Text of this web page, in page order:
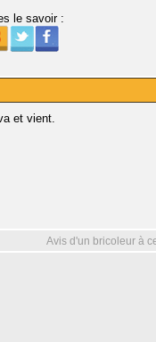
le savoir :
et vient.
Avis d'un bricoleur à